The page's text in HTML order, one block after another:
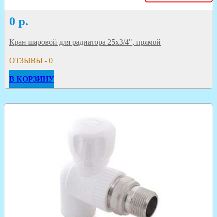
0 р.
Кран шаровой для радиатора 25х3/4", прямой
ОТЗЫВЫ - 0
В КОРЗИНУ